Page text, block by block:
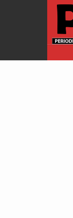
reaparece y ratifica